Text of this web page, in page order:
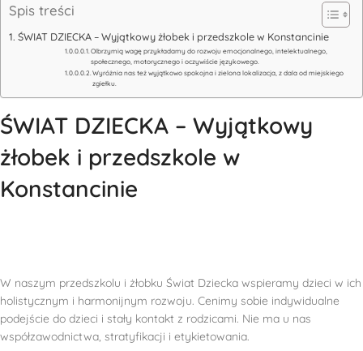
Spis treści
ŚWIAT DZIECKA – Wyjątkowy żłobek i przedszkole w Konstancinie
Olbrzymią wagę przykładamy do rozwoju emocjonalnego, intelektualnego,
społecznego, motorycznego i oczywiście językowego.
Wyróżnia nas też wyjątkowo spokojna i zielona lokalizacja, z dala od miejskiego
zgiełku.
ŚWIAT DZIECKA – Wyjątkowy
żłobek i przedszkole w
Konstancinie
W naszym przedszkolu i żłobku Świat Dziecka wspieramy dzieci w ich
holistycznym i harmonijnym rozwoju. Cenimy sobie indywidualne
podejście do dzieci i stały kontakt z rodzicami. Nie ma u nas
współzawodnictwa, stratyfikacji i etykietowania.